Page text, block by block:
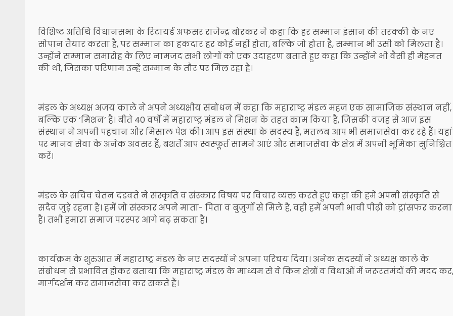
विशिष्ट अतिथि विधानसभा के रिटायर्ड अफसर राजेन्द्र बोरकर ने कहा कि हर सम्मान इंसान की तरक्की के नए
सोपान तैयार करता है, पर सम्मान का हकदार हर कोई नहीं होता, बल्कि जो होता है, सम्मान भी उसी को मिलता है।
उन्होंने सम्मान समारोह के लिए नामजद सभी लोगों को एक उदाहरण बताते हुए कहा कि उन्होंने भी वैसी ही मेहनत
की थी, जिसका परिणाम उन्हें सम्मान के तौर पर मिल रहा है।
मंडल के अध्यक्ष अजय काले ने अपने अध्यक्षीय संबोधन में कहा कि महाराष्ट्र मंडल महज एक सामाजिक संस्थान नहीं,
बल्कि एक ‘मिशन’ है। बीते 40 वर्षों में महाराष्ट्र मंडल ने मिशन के तहत काम किया है, जिसकी वजह से आज इस
संस्थान ने अपनी पहचान और मिसाल पेश की। आप इस संस्था के सदस्य हैं, मतलब आप भी समाजसेवा कर रहे हैं। यहां
पर मानव सेवा के अनेक अवसर हैं, बशर्ते आप स्वस्फूर्त सामने आएं और समाजसेवा के क्षेत्र में अपनी भूमिका सुनिश्चित
करें।
मंडल के सचिव चेतन दंडवते ने संस्कृति व संस्कार विषय पर विचार व्यक्त करते हुए कहा की हमें अपनी संस्कृति से
सदैव जुड़े रहना है। हमें जो संस्कार अपने माता- पिता व बुजुर्गों से मिले हैं, वही हमें अपनी भावी पीढ़ी को ट्रांसफर करना
है। तभी हमारा समाज परस्पर आगे बढ़ सकता है।
कार्यक्रम के शुरुआत में महाराष्ट्र मंडल के नए सदस्यों ने अपना परिचय दिया। अनेक सदस्यों ने अध्यक्ष काले के
संबोधन से प्रभावित होकर बताया कि महाराष्ट्र मंडल के माध्यम से वे किन क्षेत्रों व विधाओं में जरूरतमंदों की मदद कर,
मार्गदर्शन कर समाजसेवा कर सकते हैं।